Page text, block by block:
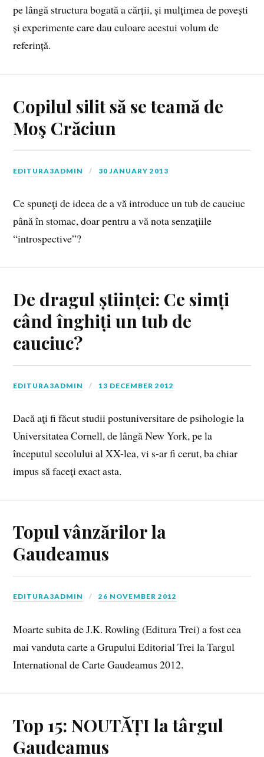
pe lângă structura bogată a cărții, și mulțimea de povești
și experimente care dau culoare acestui volum de
referință.
Copilul silit să se teamă de
Moş Crăciun
EDITURA3ADMIN 30 JANUARY 2013
Ce spuneţi de ideea de a vă introduce un tub de cauciuc
până în stomac, doar pentru a vă nota senzaţiile
“introspective”?
De dragul științei: Ce simți
când înghiți un tub de
cauciuc?
EDITURA3ADMIN 13 DECEMBER 2012
Dacă aţi fi făcut studii postuniversitare de psihologie la
Universitatea Cornell, de lângă New York, pe la
începutul secolului al XX-lea, vi s-ar fi cerut, ba chiar
impus să faceţi exact asta.
Topul vânzărilor la
Gaudeamus
EDITURA3ADMIN 26 NOVEMBER 2012
Moarte subita de J.K. Rowling (Editura Trei) a fost cea
mai vanduta carte a Grupului Editorial Trei la Targul
International de Carte Gaudeamus 2012.
Top 15: NOUTĂȚI la târgul
Gaudeamus